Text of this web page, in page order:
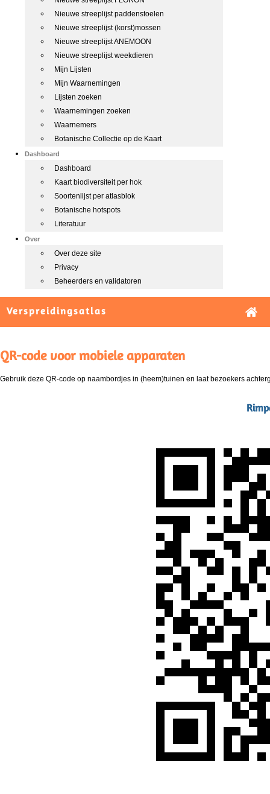
Nieuwe streeplijst paddenstoelen
Nieuwe streeplijst (korst)mossen
Nieuwe streeplijst ANEMOON
Nieuwe streeplijst weekdieren
Mijn Lijsten
Mijn Waarnemingen
Lijsten zoeken
Waarnemingen zoeken
Waarnemers
Botanische Collectie op de Kaart
Dashboard
Dashboard
Kaart biodiversiteit per hok
Soortenlijst per atlasblok
Botanische hotspots
Literatuur
Over
Over deze site
Privacy
Beheerders en validatoren
Verspreidingsatlas
QR-code voor mobiele apparaten
Gebruik deze QR-code op naambordjes in (heem)tuinen en laat bezoekers